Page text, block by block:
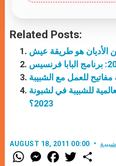
Related Posts:
الأديان هو طريقة عيش
مفاتيح للعمل مع الشبيبة
للشبيبة في لشبونة
2023؟
AUGUST 18, 2011 00:00 شبيبة
W
h
M
e
F
a w